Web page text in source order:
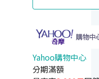
Yahoo購物中心
分期滿額